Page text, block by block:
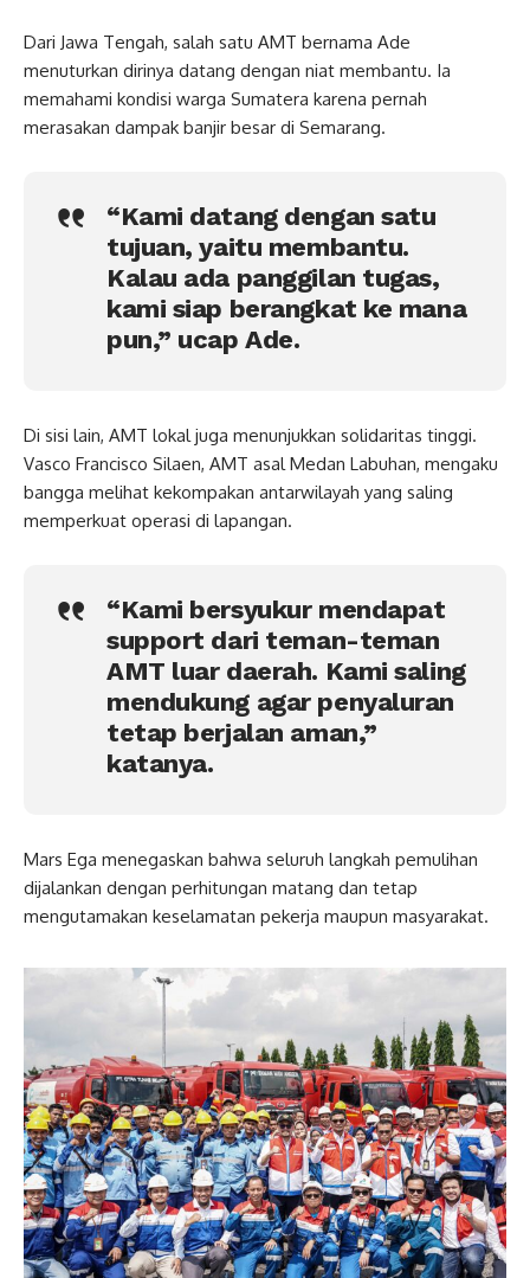
Dari Jawa Tengah, salah satu AMT bernama Ade
menuturkan dirinya datang dengan niat membantu. Ia
memahami kondisi warga Sumatera karena pernah
merasakan dampak banjir besar di Semarang.
“Kami datang dengan satu
tujuan, yaitu membantu.
Kalau ada panggilan tugas,
kami siap berangkat ke mana
pun,” ucap Ade.
Di sisi lain, AMT lokal juga menunjukkan solidaritas tinggi.
Vasco Francisco Silaen, AMT asal Medan Labuhan, mengaku
bangga melihat kekompakan antarwilayah yang saling
memperkuat operasi di lapangan.
“Kami bersyukur mendapat
support dari teman-teman
AMT luar daerah. Kami saling
mendukung agar penyaluran
tetap berjalan aman,”
katanya.
Mars Ega menegaskan bahwa seluruh langkah pemulihan
dijalankan dengan perhitungan matang dan tetap
mengutamakan keselamatan pekerja maupun masyarakat.